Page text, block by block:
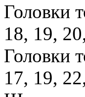
Головки
18, 19,
Головки
17, 19,